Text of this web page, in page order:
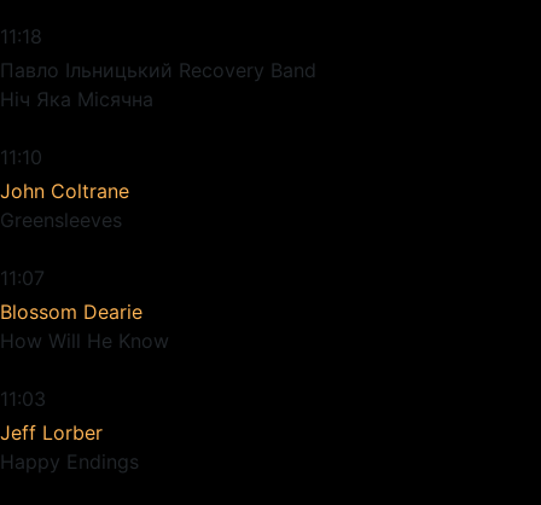
11:18
Павло Ільницький Recovery Band
Ніч Яка Місячна
11:10
John Coltrane
Greensleeves
11:07
Blossom Dearie
How Will He Know
11:03
Jeff Lorber
Happy Endings